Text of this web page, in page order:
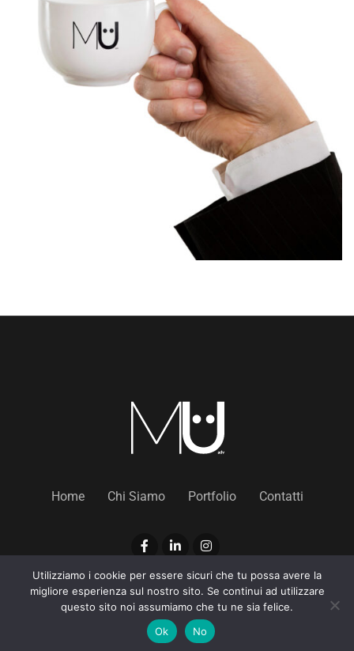
Home Chi Siamo Portfolio Contatti
© 2023-2024 Mauro Umile adv. Tutti i Diritti Riservati. | P.Iva
09992641218 |Norme sulla privacy | Utilizzo dei cookies
Utilizziamo i cookie per essere sicuri che tu possa avere la
migliore esperienza sul nostro sito. Se continui ad utilizzare
questo sito noi assumiamo che tu ne sia felice.
Ok
No